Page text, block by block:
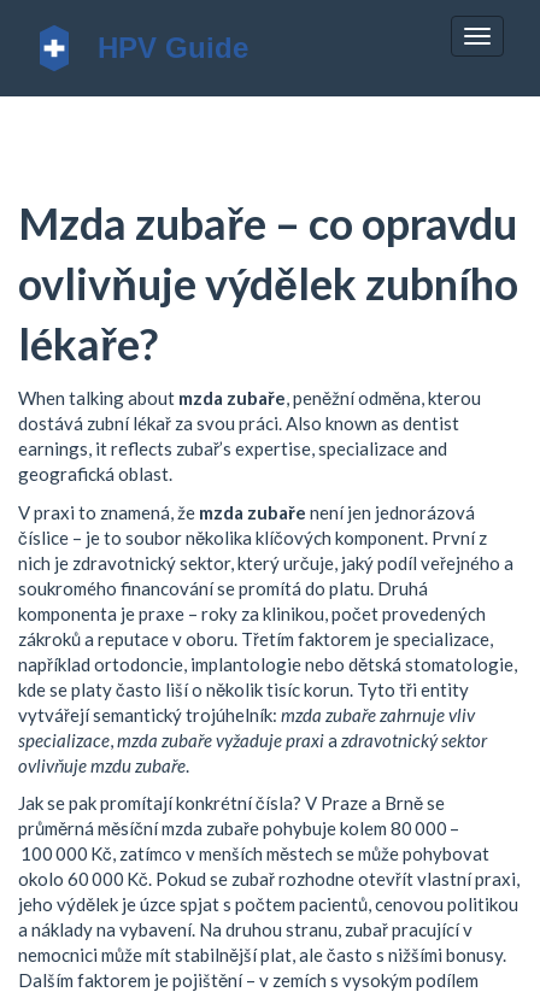
Mzda zubaře – co opravdu
ovlivňuje výdělek zubního
lékaře?
When talking about mzda zubaře,peněžní odměna, kterou
dostává zubní lékař za svou práci. Also known as dentist
earnings, it reflects zubař’s expertise,specializaceand
geografická oblast.
V praxi to znamená, že mzda zubaře není jen jednorázová
číslice – je to soubor několika klíčových komponent. První z
nich je zdravotnický sektor, který určuje, jaký podíl veřejného a
soukromého financování se promítá do platu. Druhá
komponenta jepraxe – roky za klinikou, počet provedených
zákroků a reputace v oboru. Třetím faktorem jespecializace
například ortodoncie, implantologie nebo dětská stomatologie,
kde se platy často liší o několik tisíc korun. Tyto tři entity
vytvářejí semantický trojúhelník: mzda zubaře zahrnuje vliv
specializace mzda zubaře vyžaduje praxia zdravotnický sektor
ovlivňuje mzdu zubaře
Jak se pak promítají konkrétní čísla? V Praze a Brně se
průměrná měsíční mzda zubaře pohybuje kolem 80 000 –
100 000 Kč, zatímco v menších městech se může pohybovat
okolo 60 000 Kč. Pokud se zubař rozhodne otevřít vlastní praxi,
jeho výdělek je úzce spjat s počtem pacientů, cenovou politikou
a náklady na vybavení. Na druhou stranu, zubař pracující v
nemocnici může mít stabilnější plat, ale často s nižšími bonusy.
Dalším faktorem je pojištění – v zemích s vysokým podílem